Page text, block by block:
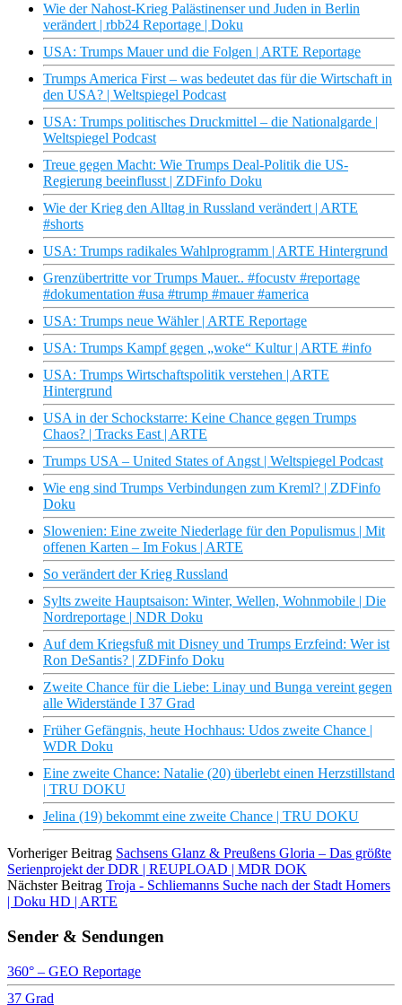
Wie der Nahost-Krieg Palästinenser und Juden in Berlin
verändert | rbb24 Reportage | Doku
USA: Trumps Mauer und die Folgen | ARTE Reportage
Trumps America First – was bedeutet das für die Wirtschaft in
den USA? | Weltspiegel Podcast
USA: Trumps politisches Druckmittel – die Nationalgarde |
Weltspiegel Podcast
Treue gegen Macht: Wie Trumps Deal-Politik die US-
Regierung beeinflusst | ZDFinfo Doku
Wie der Krieg den Alltag in Russland verändert | ARTE
#shorts
USA: Trumps radikales Wahlprogramm | ARTE Hintergrund
Grenzübertritte vor Trumps Mauer.. #focustv #reportage
#dokumentation #usa #trump #mauer #america
USA: Trumps neue Wähler | ARTE Reportage
USA: Trumps Kampf gegen „woke“ Kultur | ARTE #info
USA: Trumps Wirtschaftspolitik verstehen | ARTE
Hintergrund
USA in der Schockstarre: Keine Chance gegen Trumps
Chaos? | Tracks East | ARTE
Trumps USA – United States of Angst | Weltspiegel Podcast
Wie eng sind Trumps Verbindungen zum Kreml? | ZDFinfo
Doku
Slowenien: Eine zweite Niederlage für den Populismus | Mit
offenen Karten – Im Fokus | ARTE
So verändert der Krieg Russland
Sylts zweite Hauptsaison: Winter, Wellen, Wohnmobile | Die
Nordreportage | NDR Doku
Auf dem Kriegsfuß mit Disney und Trumps Erzfeind: Wer ist
Ron DeSantis? | ZDFinfo Doku
Zweite Chance für die Liebe: Linay und Bunga vereint gegen
alle Widerstände I 37 Grad
Früher Gefängnis, heute Hochhaus: Udos zweite Chance |
WDR Doku
Eine zweite Chance: Natalie (20) überlebt einen Herzstillstand
| TRU DOKU
Jelina (19) bekommt eine zweite Chance | TRU DOKU
Vorheriger Beitrag Sachsens Glanz & Preußens Gloria – Das größte
Serienprojekt der DDR | REUPLOAD | MDR DOK
Nächster Beitrag Troja - Schliemanns Suche nach der Stadt Homers
| Doku HD | ARTE
Sender & Sendungen
360° – GEO Reportage
37 Grad